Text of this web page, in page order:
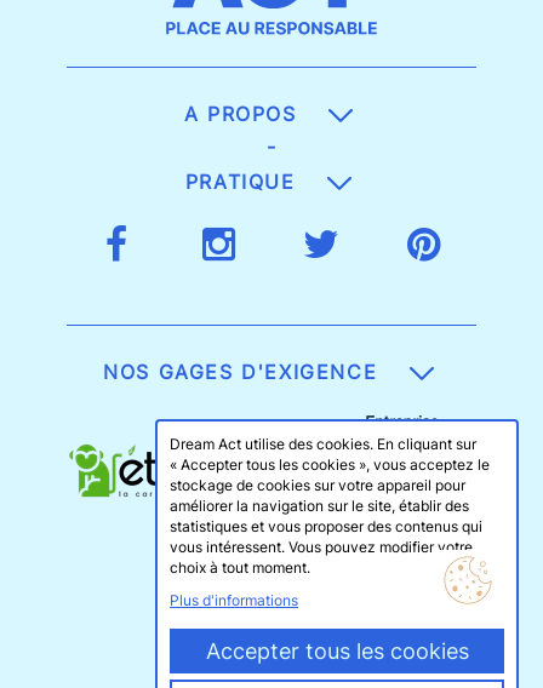
A PROPOS
-
PRATIQUE
NOS GAGES D'EXIGENCE
Dream Act utilise des cookies. En cliquant sur
« Accepter tous les cookies », vous acceptez le
stockage de cookies sur votre appareil pour
améliorer la navigation sur le site, établir des
statistiques et vous proposer des contenus qui
vous intéressent. Vous pouvez modifier votre
choix à tout moment.
Plus d'informations
Accepter tous les cookies